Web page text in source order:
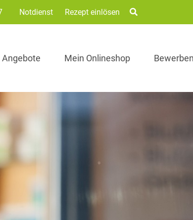
Notdienst Rezept einlösen
Angebote Mein Onlineshop